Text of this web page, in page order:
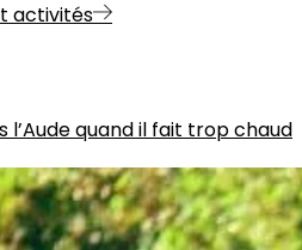
activités
l’Aude quand il fait trop chaud